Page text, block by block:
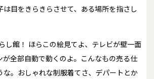
は目をきらきらさせて、ある場所を指さし
し館！ ほらこの絵見てよ、テレビが壁一面
が全部自動で動くのよ。こんなもの売る仕
な。おしゃれな制服着てさ、デパートとか